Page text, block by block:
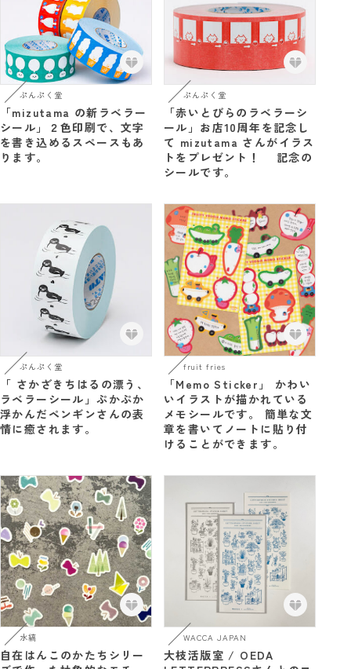
ぷんぷく堂
「mizutama の新ラベラー
シール」２色印刷で、文字
を書き込めるスペースもあ
ります。
ぷんぷく堂
「赤いとびらのラベラーシ
ール」お店10周年を記念し
て mizutama さんがイラス
トをプレゼント！ 記念の
シールです。
ぷんぷく堂
「 さかざきちはるの漂う、
ラベラーシール」ぷかぷか
浮かんだペンギンさんの表
情に癒されます。
fruit fries
「Memo Sticker」 かわい
いイラストが描かれている
メモシールです。 簡単な文
章を書いてノートに貼り付
けることができます。
水縞
自在はんこのかたちシリー
WACCA JAPAN
大枝活版室 / OEDA